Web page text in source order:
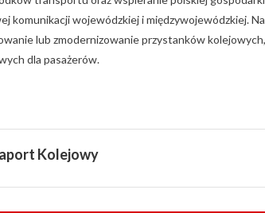
komunikacji wojewódzkiej i międzywojewódzkiej.
lub zmodernizowanie przystanków
dla pasażerów.
Kolejowy